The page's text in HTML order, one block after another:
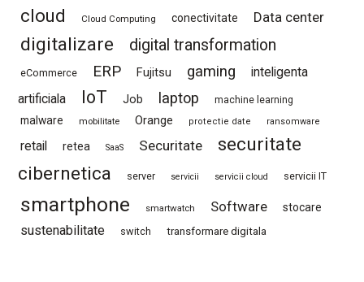
cloud Cloud Computing conectivitate Data center
digitalizare digital transformation
eCommerce ERP Fujitsu gaming
inteligenta
artificiala
IoT Job laptop machine learning
malware mobilitate Orange protectie date ransomware
retail retea SaaS Securitate
securitate
cibernetica
server servicii servicii cloud servicii IT
smartphone smartwatch Software stocare
sustenabilitate switch transformare digitala